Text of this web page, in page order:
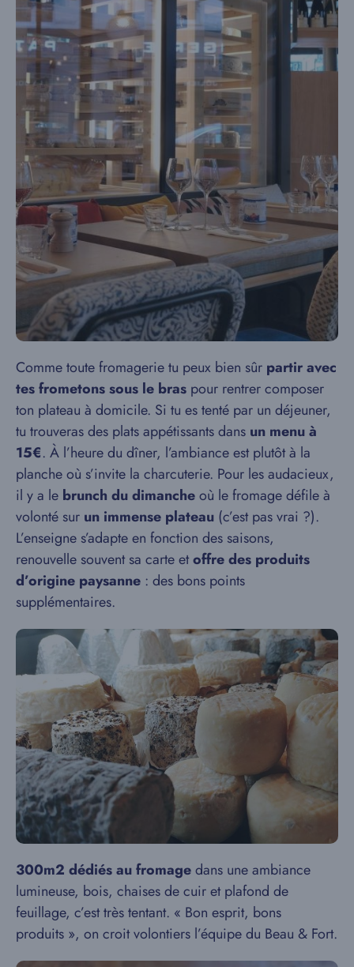
Comme toute fromagerie tu peux bien sûr partir avec
tes frometons sous le bras pour rentrer composer
ton plateau à domicile. Si tu es tenté par un déjeuner,
tu trouveras des plats appétissants dans un menu à
15€. À l’heure du dîner, l’ambiance est plutôt à la
planche où s’invite la charcuterie. Pour les audacieux,
il y a le brunch du dimancheoù le fromage défile à
volonté sur un immense plateau (c’est pas vrai ?).
L’enseigne s’adapte en fonction des saisons,
renouvelle souvent sa carte etoffre des produits
d’origine paysanne : des bons points
supplémentaires.
300m2 dédiés au fromagedans une ambiance
lumineuse, bois, chaises de cuir et plafond de
feuillage, c’est très tentant. « Bon esprit, bons
produits », on croit volontiers l’équipe du Beau & Fort.